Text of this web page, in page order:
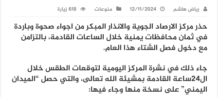
رياض هاشم 12/11/2024 منوعات 618 زيارة
حذر مركز الارصاد الجوية والانذار المبكر من اجواء صحوة وباردة
في ثمان محافظات يمنية خلال الساعات القادمة، بالتزامن
مع دخول فصل الشتاء هذا العام.
جاء ذلك في نشرة المركز اليومية لتوقعات الطقس خلال
ال24ساعة القادمة بمشيئة الله تعالى، والتي حصل “الميدان
اليمني” على نسخة منها وجاء فيها: